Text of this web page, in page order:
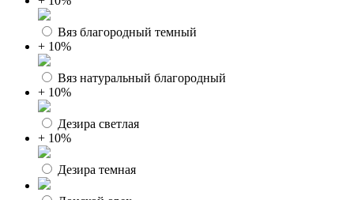
Вяз благородный темный
+ 10%
Вяз натуральный благородный
+ 10%
Дезира светлая
+ 10%
Дезира темная